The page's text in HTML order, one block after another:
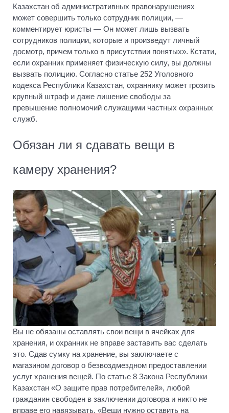
Казахстан об административных правонарушениях
может совершить только сотрудник полиции, —
комментирует юристы — Он может лишь вызвать
сотрудников полиции, которые и произведут личный
досмотр, причем только в присутствии понятых». Кстати,
если охранник применяет физическую силу, вы должны
вызвать полицию. Согласно статье 252 Уголовного
кодекса Республики Казахстан, охраннику может грозить
крупный штраф и даже лишение свободы за
превышение полномочий служащими частных охранных
служб.
Обязан ли я сдавать вещи в
камеру хранения?
Вы не обязаны оставлять свои вещи в ячейках для
хранения, и охранник не вправе заставить вас сделать
это. Сдав сумку на хранение, вы заключаете с
магазином договор о безвоздмездном предоставлении
услуг хранения вещей. По статье 8 Закона Республики
Казахстан «О защите прав потребителей», любой
гражданин свободен в заключении договора и никто не
вправе его навязывать. «Вещи нужно оставить на